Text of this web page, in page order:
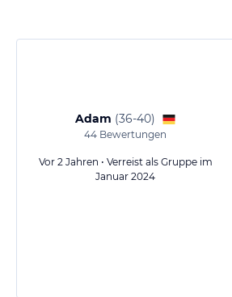
Adam (36-40)
44 Bewertungen
Vor 2 Jahren • Verreist als Gruppe im
Januar 2024